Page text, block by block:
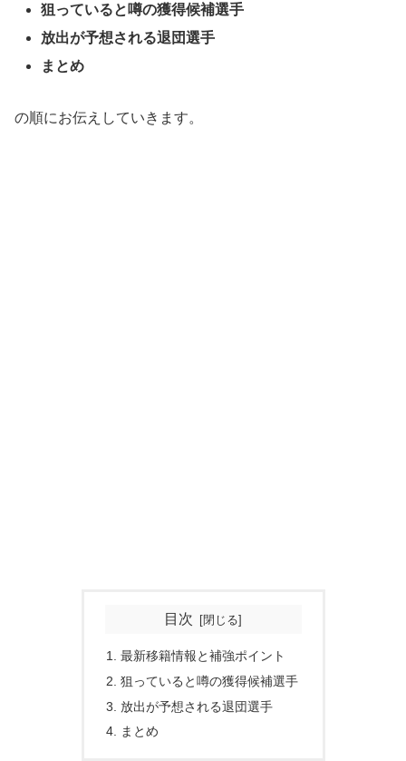
狙っていると噂の獲得候補選手
放出が予想される退団選手
まとめ
の順にお伝えしていきます。
目次
最新移籍情報と補強ポイント
狙っていると噂の獲得候補選手
放出が予想される退団選手
まとめ